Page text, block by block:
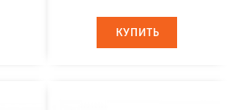
КУПИТЬ
КУПИТЬ